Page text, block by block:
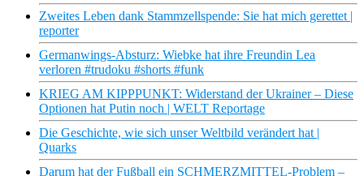
Zweites Leben dank Stammzellspende: Sie hat mich gerettet |
reporter
Germanwings-Absturz: Wiebke hat ihre Freundin Lea
verloren #trudoku #shorts #funk
KRIEG AM KIPPPUNKT: Widerstand der Ukrainer – Diese
Optionen hat Putin noch | WELT Reportage
Die Geschichte, wie sich unser Weltbild verändert hat |
Quarks
Darum hat der Fußball ein SCHMERZMITTEL-Problem –